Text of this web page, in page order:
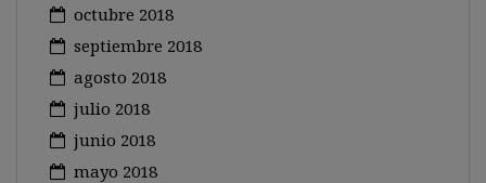
octubre 2018
septiembre 2018
agosto 2018
julio 2018
junio 2018
mayo 2018